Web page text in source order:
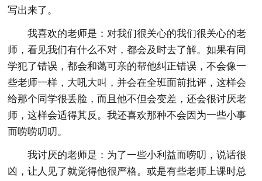
写出来了。
我喜欢的老师是：对我们很关心的我们很关心的老
师，看见我们有什么不对，都会及时去了解。如果有同
学犯了错误，都会和蔼可亲的帮他纠正错误，不会像一
些老师一样，大吼大叫，并会在全班面前批评，这样会
给那个同学很丢脸，而且他不但会变差，还会很讨厌老
师，这样会适得其反。我还喜欢那种不会因为一些小事
而唠唠叨叨。
我讨厌的老师是：为了一些小利益而唠叨，说话很
凶，让人见了就觉得他很严格。或是有些老师上课时总